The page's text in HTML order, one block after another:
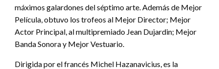
máximos galardones del séptimo arte. Además de Mejor
Película, obtuvo los trofeos al Mejor Director; Mejor
Actor Principal, al multipremiado Jean Dujardin; Mejor
Banda Sonora y Mejor Vestuario.
Dirigida por el francés Michel Hazanavicius, es la